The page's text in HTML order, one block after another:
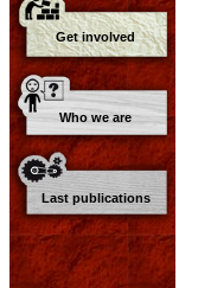
Get involved
Who we are
Last publications